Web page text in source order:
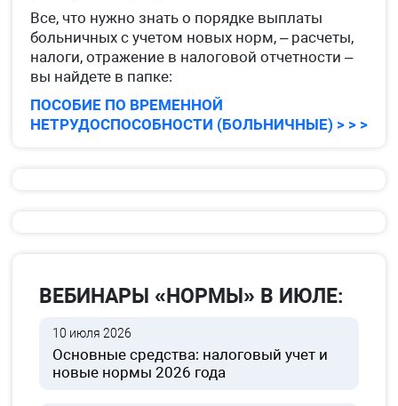
Все, что нужно знать о порядке выплаты
больничных с учетом новых норм, – расчеты,
налоги, отражение в налоговой отчетности –
вы найдете в папке:
ПОСОБИЕ ПО ВРЕМЕННОЙ
НЕТРУДОСПОСОБНОСТИ (БОЛЬНИЧНЫЕ) > > >
ВЕБИНАРЫ «НОРМЫ» В ИЮЛЕ:
10 июля 2026
Основные средства: налоговый учет и
новые нормы 2026 года